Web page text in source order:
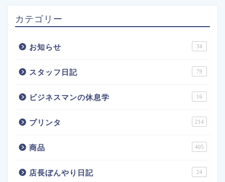
カテゴリー
お知らせ 34
スタッフ日記 79
ビジネスマンの休息学 16
プリンタ 214
商品 405
店長ぼんやり日記 24